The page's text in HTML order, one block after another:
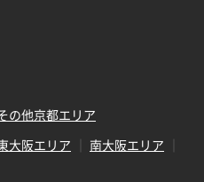
の他京都エリア
大阪エリア
南大阪エリア